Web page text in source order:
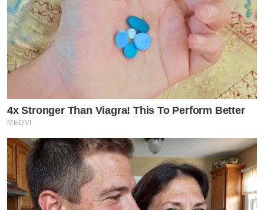
4x Stronger Than Viagra! This To Perform Better
MEDVI